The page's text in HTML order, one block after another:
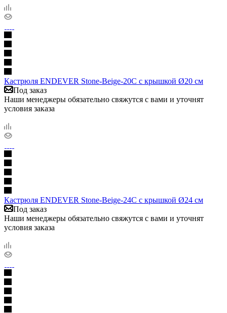
Кастрюля ENDEVER Stone-Beige-20C с крышкой Ø20 см
Под заказ
Наши менеджеры обязательно свяжутся с вами и уточнят
условия заказа
Кастрюля ENDEVER Stone-Beige-24C с крышкой Ø24 см
Под заказ
Наши менеджеры обязательно свяжутся с вами и уточнят
условия заказа